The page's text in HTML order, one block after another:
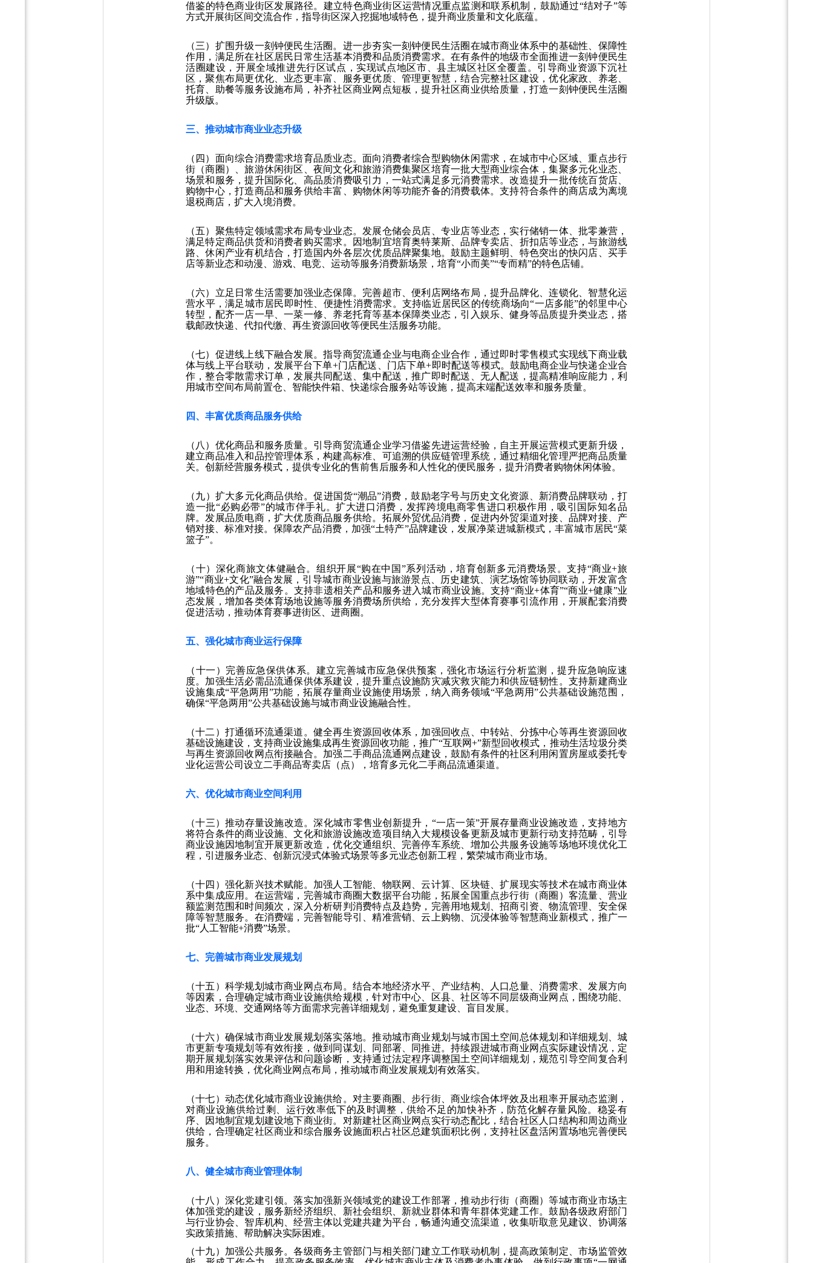
借鉴的特色商业街区发展路径。建立特色商业街区运营情况重点监测和联系机制，鼓励通过“结对子”等
方式开展街区间交流合作，指导街区深入挖掘地域特色，提升商业质量和文化底蕴。
（三）扩围升级一刻钟便民生活圈。进一步夯实一刻钟便民生活圈在城市商业体系中的基础性、保障性
作用，满足所在社区居民日常生活基本消费和品质消费需求。在有条件的地级市全面推进一刻钟便民生
活圈建设，开展全域推进先行区试点，实现试点地区市、县主城区社区全覆盖。引导商业资源下沉社
区，聚焦布局更优化、业态更丰富、服务更优质、管理更智慧，结合完整社区建设，优化家政、养老、
托育、助餐等服务设施布局，补齐社区商业网点短板，提升社区商业供给质量，打造一刻钟便民生活圈
升级版。
三、推动城市商业业态升级
（四）面向综合消费需求培育品质业态。面向消费者综合型购物休闲需求，在城市中心区域、重点步行
街（商圈）、旅游休闲街区、夜间文化和旅游消费集聚区培育一批大型商业综合体，集聚多元化业态、
场景和服务，提升国际化、高品质消费吸引力，一站式满足多元消费需求。改造提升一批传统百货店、
购物中心，打造商品和服务供给丰富、购物休闲等功能齐备的消费载体。支持符合条件的商店成为离境
退税商店，扩大入境消费。
（五）聚焦特定领域需求布局专业业态。发展仓储会员店、专业店等业态，实行储销一体、批零兼营，
满足特定商品供货和消费者购买需求。因地制宜培育奥特莱斯、品牌专卖店、折扣店等业态，与旅游线
路、休闲产业有机结合，打造国内外各层次优质品牌聚集地。鼓励主题鲜明、特色突出的快闪店、买手
店等新业态和动漫、游戏、电竞、运动等服务消费新场景，培育“小而美”“专而精”的特色店铺。
（六）立足日常生活需要加强业态保障。完善超市、便利店网络布局，提升品牌化、连锁化、智慧化运
营水平，满足城市居民即时性、便捷性消费需求。支持临近居民区的传统商场向“一店多能”的邻里中心
转型，配齐一店一早、一菜一修、养老托育等基本保障类业态，引入娱乐、健身等品质提升类业态，搭
载邮政快递、代扣代缴、再生资源回收等便民生活服务功能。
（七）促进线上线下融合发展。指导商贸流通企业与电商企业合作，通过即时零售模式实现线下商业载
体与线上平台联动，发展平台下单+门店配送、门店下单+即时配送等模式。鼓励电商企业与快递企业合
作，整合零散需求订单，发展共同配送、集中配送，推广即时配送、无人配送，提高精准响应能力，利
用城市空间布局前置仓、智能快件箱、快递综合服务站等设施，提高末端配送效率和服务质量。
四、丰富优质商品服务供给
（八）优化商品和服务质量。引导商贸流通企业学习借鉴先进运营经验，自主开展运营模式更新升级，
建立商品准入和品控管理体系，构建高标准、可追溯的供应链管理系统，通过精细化管理严把商品质量
关。创新经营服务模式，提供专业化的售前售后服务和人性化的便民服务，提升消费者购物休闲体验。
（九）扩大多元化商品供给。促进国货“潮品”消费，鼓励老字号与历史文化资源、新消费品牌联动，打
造一批“必购必带”的城市伴手礼。扩大进口消费，发挥跨境电商零售进口积极作用，吸引国际知名品
牌。发展品质电商，扩大优质商品服务供给。拓展外贸优品消费，促进内外贸渠道对接、品牌对接、产
销对接、标准对接。保障农产品消费，加强“土特产”品牌建设，发展净菜进城新模式，丰富城市居民“菜
篮子”。
（十）深化商旅文体健融合。组织开展“购在中国”系列活动，培育创新多元消费场景。支持“商业+旅
游”“商业+文化”融合发展，引导城市商业设施与旅游景点、历史建筑、演艺场馆等协同联动，开发富含
地域特色的产品及服务。支持非遗相关产品和服务进入城市商业设施。支持“商业+体育”“商业+健康”业
态发展，增加各类体育场地设施等服务消费场所供给，充分发挥大型体育赛事引流作用，开展配套消费
促进活动，推动体育赛事进街区、进商圈。
五、强化城市商业运行保障
（十一）完善应急保供体系。建立完善城市应急保供预案，强化市场运行分析监测，提升应急响应速
度。加强生活必需品流通保供体系建设，提升重点设施防灾减灾救灾能力和供应链韧性。支持新建商业
设施集成“平急两用”功能，拓展存量商业设施使用场景，纳入商务领域“平急两用”公共基础设施范围，
确保“平急两用”公共基础设施与城市商业设施融合性。
（十二）打通循环流通渠道。健全再生资源回收体系，加强回收点、中转站、分拣中心等再生资源回收
基础设施建设，支持商业设施集成再生资源回收功能，推广“互联网+”新型回收模式，推动生活垃圾分类
与再生资源回收网点衔接融合。加强二手商品流通网点建设，鼓励有条件的社区利用闲置房屋或委托专
业化运营公司设立二手商品寄卖店（点），培育多元化二手商品流通渠道。
六、优化城市商业空间利用
（十三）推动存量设施改造。深化城市零售业创新提升，“一店一策”开展存量商业设施改造，支持地方
将符合条件的商业设施、文化和旅游设施改造项目纳入大规模设备更新及城市更新行动支持范畴，引导
商业设施因地制宜开展更新改造，优化交通组织、完善停车系统、增加公共服务设施等场地环境优化工
程，引进服务业态、创新沉浸式体验式场景等多元业态创新工程，繁荣城市商业市场。
（十四）强化新兴技术赋能。加强人工智能、物联网、云计算、区块链、扩展现实等技术在城市商业体
系中集成应用。在运营端，完善城市商圈大数据平台功能，拓展全国重点步行街（商圈）客流量、营业
额监测范围和时间频次，深入分析研判消费特点及趋势，完善用地规划、招商引资、物流管理、安全保
障等智慧服务。在消费端，完善智能导引、精准营销、云上购物、沉浸体验等智慧商业新模式，推广一
批“人工智能+消费”场景。
七、完善城市商业发展规划
（十五）科学规划城市商业网点布局。结合本地经济水平、产业结构、人口总量、消费需求、发展方向
等因素，合理确定城市商业设施供给规模，针对市中心、区县、社区等不同层级商业网点，围绕功能、
业态、环境、交通网络等方面需求完善详细规划，避免重复建设、盲目发展。
（十六）确保城市商业发展规划落实落地。推动城市商业规划与城市国土空间总体规划和详细规划、城
市更新专项规划等有效衔接，做到同谋划、同部署、同推进。持续跟进城市商业网点实际建设情况，定
期开展规划落实效果评估和问题诊断，支持通过法定程序调整国土空间详细规划，规范引导空间复合利
用和用途转换，优化商业网点布局，推动城市商业发展规划有效落实。
（十七）动态优化城市商业设施供给。对主要商圈、步行街、商业综合体坪效及出租率开展动态监测，
对商业设施供给过剩、运行效率低下的及时调整，供给不足的加快补齐，防范化解存量风险。稳妥有
序、因地制宜规划建设地下商业街。对新建社区商业网点实行动态配比，结合社区人口结构和周边商业
供给，合理确定社区商业和综合服务设施面积占社区总建筑面积比例，支持社区盘活闲置场地完善便民
服务。
八、健全城市商业管理体制
（十八）深化党建引领。落实加强新兴领域党的建设工作部署，推动步行街（商圈）等城市商业市场主
体加强党的建设，服务新经济组织、新社会组织、新就业群体和青年群体党建工作。鼓励各级政府部门
与行业协会、智库机构、经营主体以党建共建为平台，畅通沟通交流渠道，收集听取意见建议、协调落
实政策措施、帮助解决实际困难。
（十九）加强公共服务。各级商务主管部门与相关部门建立工作联动机制，提高政策制定、市场监管效